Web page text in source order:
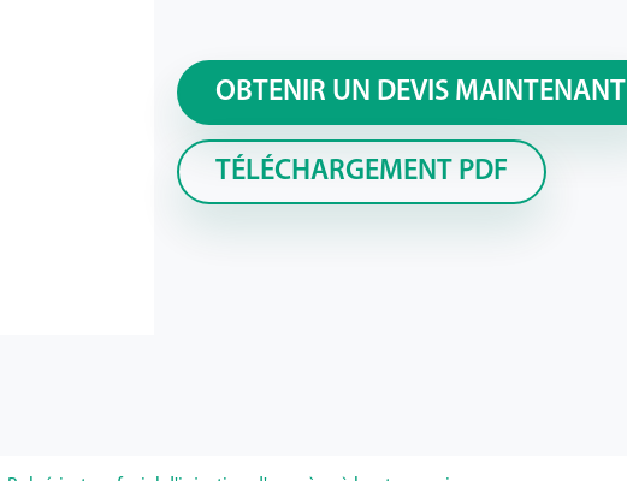
OBTENIR UN DEVIS MAINTENANT
TÉLÉCHARGEMENT PDF